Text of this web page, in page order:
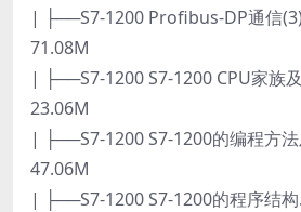
| ├──S7-1200 Profibus-DP通信
71.08M
| ├──S7-1200 S7-1200 CPU家族
23.06M
| ├──S7-1200 S7-1200的编程方
47.06M
| ├──S7-1200 S7-1200的程序结